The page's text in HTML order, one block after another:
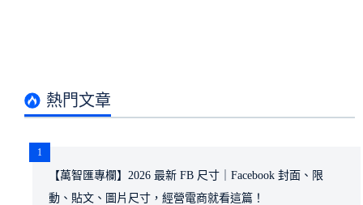
熱門文章
1
【萬智匯專欄】2026 最新 FB 尺寸｜Facebook 封面、限
動、貼文、圖片尺寸，經營電商就看這篇！